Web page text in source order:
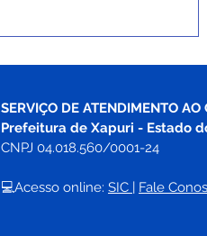
SERVIÇO DE ATENDIMENTO
Prefeitura de Xapuri - Estado
CNPJ 04.018.560/0001-24
💻Acesso online: SIC Fale